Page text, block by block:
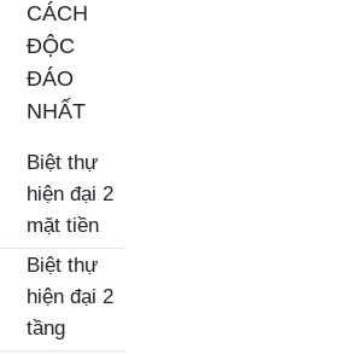
CÁCH
ĐỘC
ĐÁO
NHẤT
Biệt thự
hiện đại 2
mặt tiền
Biệt thự
hiện đại 2
tầng